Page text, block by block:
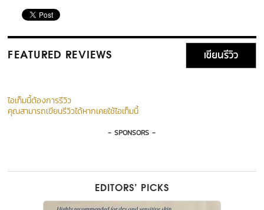
FEATURED REVIEWS เขียนรีวิว
ไอเท็มนี้ต้องการรีวิว
คุณสามารถเขียนรีวิวได้หากเคยใช้ไอเท็มนี้
- SPONSORS -
EDITORS’ PICKS